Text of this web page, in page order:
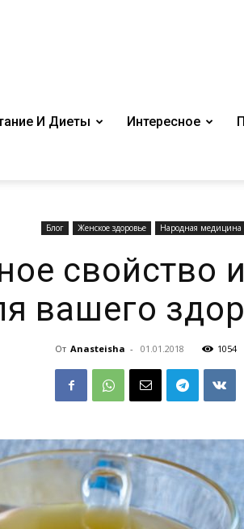
И Диеты Интересное
Блог Женское здоровье Народная медицина
свойство
вашего
От Anasteisha - 01.01.2018 1054